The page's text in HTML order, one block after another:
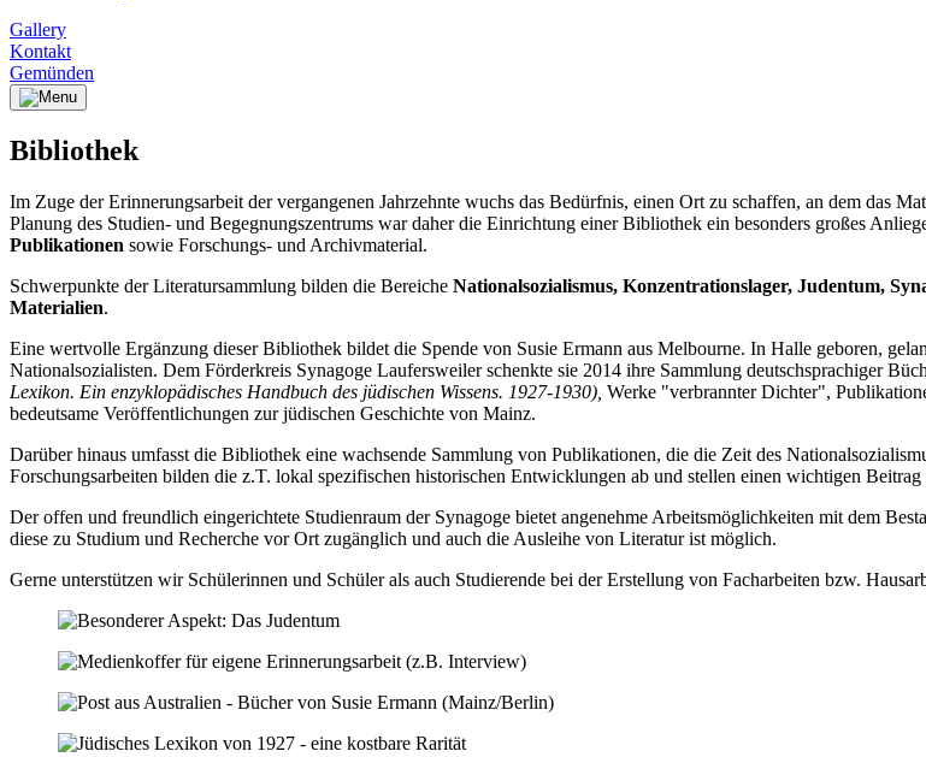
Gallery
Kontakt
Gemünden
Bibliothek
Im Zuge der Erinnerungsarbeit der vergangenen Jahrzehnte wuchs das Bedürfnis, einen Ort zu schaffen, an dem das
Planung des Studien- und Begegnungszentrums war daher die Einrichtung einer Bibliothek ein besonders großes
Publikationen sowie Forschungs- und Archivmaterial.
Schwerpunkte der Literatursammlung bilden die Bereiche Nationalsozialismus, Konzentrationslager, Judentum,
Materialien.
Eine wertvolle Ergänzung dieser Bibliothek bildet die Spende von Susie Ermann aus Melbourne. In Halle geboren,
Nationalsozialisten. Dem Förderkreis Synagoge Laufersweiler schenkte sie 2014 ihre Sammlung deutschsprachiger
Lexikon. Ein enzyklopädisches Handbuch des jüdischen Wissens. 1927-1930), Werke "verbrannter Dichter",
bedeutsame Veröffentlichungen zur jüdischen Geschichte von Mainz.
Darüber hinaus umfasst die Bibliothek eine wachsende Sammlung von Publikationen, die die Zeit des
Forschungsarbeiten bilden die z.T. lokal spezifischen historischen Entwicklungen ab und stellen einen wichtigen
Der offen und freundlich eingerichtete Studienraum der Synagoge bietet angenehme Arbeitsmöglichkeiten mit dem
diese zu Studium und Recherche vor Ort zugänglich und auch die Ausleihe von Literatur ist möglich.
Gerne unterstützen wir Schülerinnen und Schüler als auch Studierende bei der Erstellung von Facharbeiten bzw.